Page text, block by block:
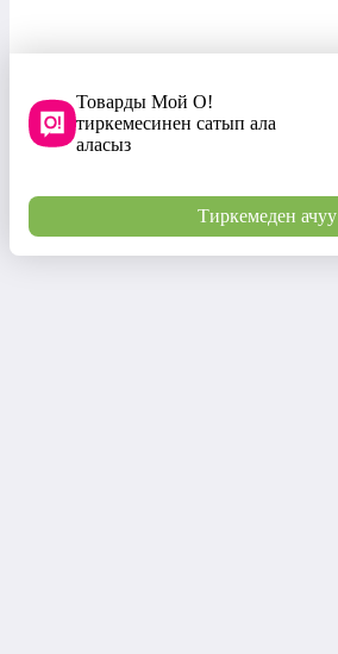
Товарды Мой О!
тиркемесинен сатып ала
аласыз
Тиркемеден ачуу